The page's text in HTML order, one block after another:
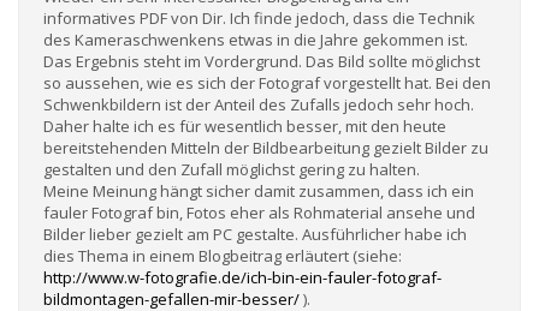
informatives PDF von Dir. Ich finde jedoch, dass die Technik
des Kameraschwenkens etwas in die Jahre gekommen ist.
Das Ergebnis steht im Vordergrund. Das Bild sollte möglichst
so aussehen, wie es sich der Fotograf vorgestellt hat. Bei den
Schwenkbildern ist der Anteil des Zufalls jedoch sehr hoch.
Daher halte ich es für wesentlich besser, mit den heute
bereitstehenden Mitteln der Bildbearbeitung gezielt Bilder zu
gestalten und den Zufall möglichst gering zu halten.
Meine Meinung hängt sicher damit zusammen, dass ich ein
fauler Fotograf bin, Fotos eher als Rohmaterial ansehe und
Bilder lieber gezielt am PC gestalte. Ausführlicher habe ich
dies Thema in einem Blogbeitrag erläutert (siehe:
http://www.w-fotografie.de/ich-bin-ein-fauler-fotograf-
bildmontagen-gefallen-mir-besser/).